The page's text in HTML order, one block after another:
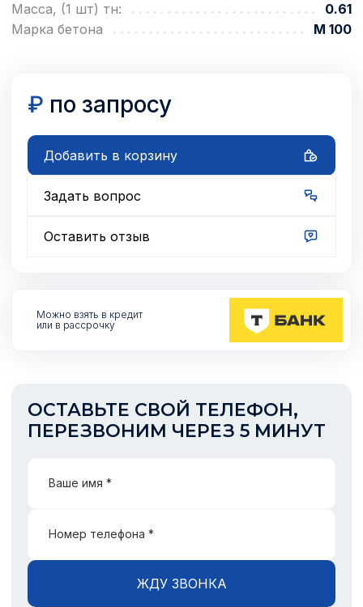
Масса, (1 шт) тн:
0.61
Марка бетона
М 100
₽ по запросу
Добавить в корзину
Задать вопрос
Оставить отзыв
Можно взять в кредит
или в рассрочку
ОСТАВЬТЕ СВОЙ ТЕЛЕФОН,
ПЕРЕЗВОНИМ ЧЕРЕЗ 5 МИНУТ
Ваше имя *
Номер телефона *
ЖДУ ЗВОНКА